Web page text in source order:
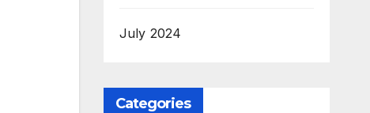
July 2024
Categories